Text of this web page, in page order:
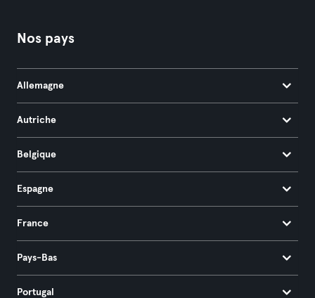
Nos pays
Allemagne
Autriche
Belgique
Espagne
France
Pays-Bas
Portugal